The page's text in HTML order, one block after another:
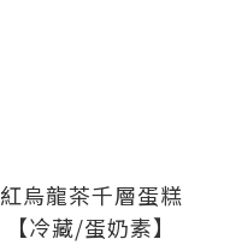
紅烏龍茶千層蛋糕
【冷藏/蛋奶素】